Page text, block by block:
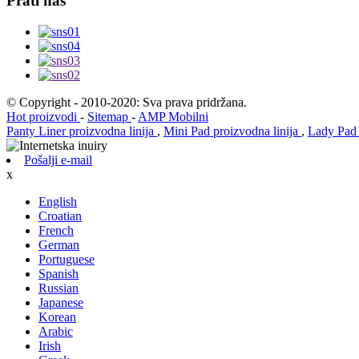
© Copyright - 2010-2020: Sva prava pridržana.
Hot proizvodi - Sitemap - AMP Mobilni
Panty Liner proizvodna linija , Mini Pad proizvodna linija , Lady Pad
Pošalji e-mail
x
English
Croatian
French
German
Portuguese
Spanish
Russian
Japanese
Korean
Arabic
Irish